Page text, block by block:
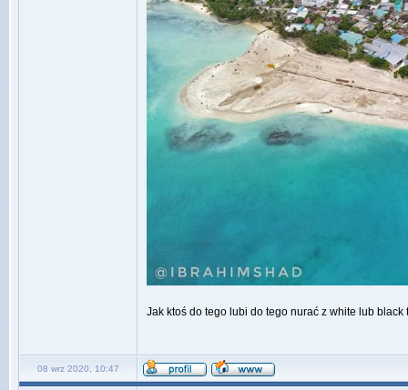
Jak ktoś do tego lubi do tego nurać z white lub
08 wrz 2020, 10:47